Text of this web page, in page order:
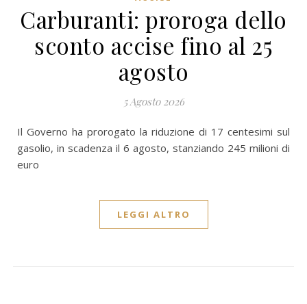
Carburanti: proroga dello
sconto accise fino al 25
agosto
5 Agosto 2026
Il Governo ha prorogato la riduzione di 17 centesimi sul
gasolio, in scadenza il 6 agosto, stanziando 245 milioni di
euro
LEGGI ALTRO